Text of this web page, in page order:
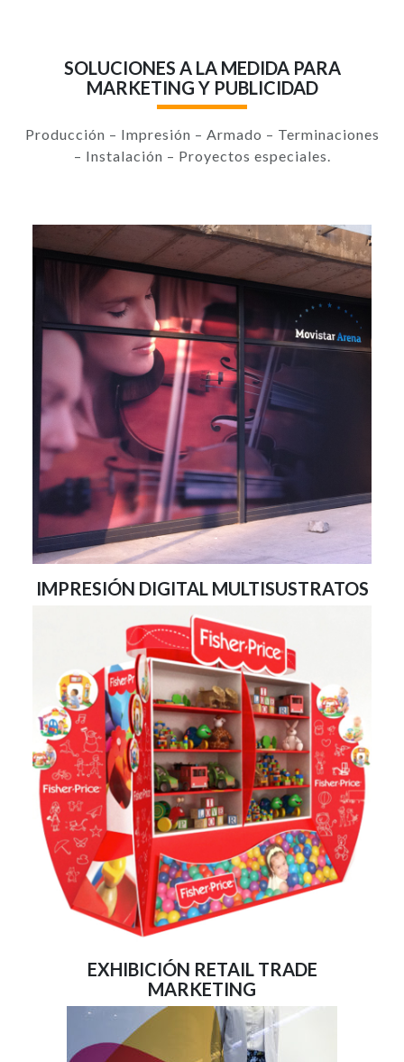
SOLUCIONES A LA MEDIDA PARA
MARKETING Y PUBLICIDAD
Producción – Impresión – Armado – Terminaciones
– Instalación – Proyectos especiales.
IMPRESIÓN DIGITAL MULTISUSTRATOS
EXHIBICIÓN RETAIL TRADE
MARKETING